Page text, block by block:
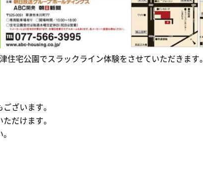
住宅公園でスラックライン体験をさせていただきます。
ざいます。
だけます。